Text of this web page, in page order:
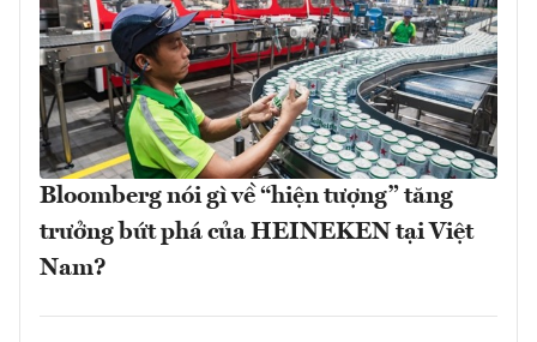
Bloomberg nói gì về “hiện tượng” tăng
trưởng bứt phá của HEINEKEN tại Việt
Nam?